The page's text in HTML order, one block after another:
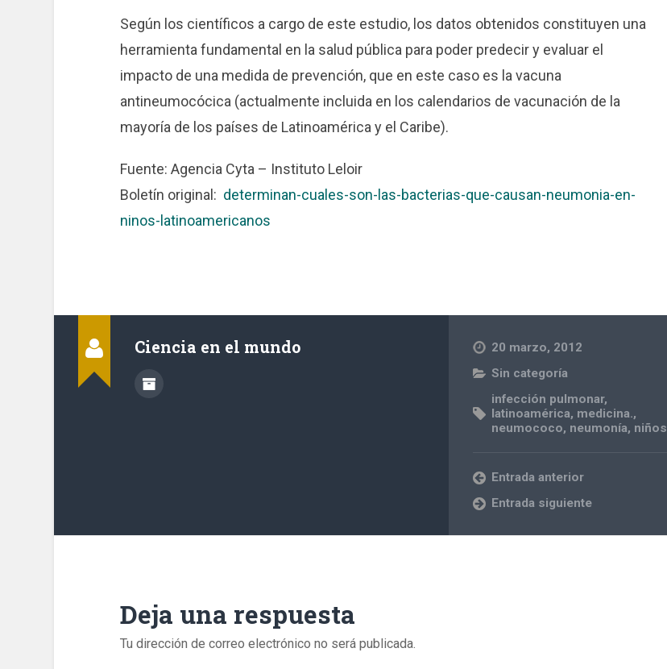
Según los científicos a cargo de este estudio, los datos obtenidos constituyen una
herramienta fundamental en la salud pública para poder predecir y evaluar el
impacto de una medida de prevención, que en este caso es la vacuna
antineumocócica (actualmente incluida en los calendarios de vacunación de la
mayoría de los países de Latinoamérica y el Caribe).
Fuente: Agencia Cyta – Instituto Leloir
Boletín original: determinan-cuales-son-las-bacterias-que-causan-neumonia-en-
ninos-latinoamericanos
Ciencia en el mundo
20 marzo, 2012
Sin categoría
infección pulmonar,
latinoamérica, medicina.,
neumococo, neumonía, niños
Entrada anterior
Entrada siguiente
Deja una respuesta
Tu dirección de correo electrónico no será publicada.